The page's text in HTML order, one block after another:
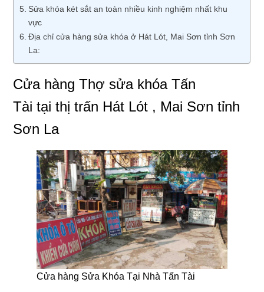
Sửa khóa két sắt an toàn nhiều kinh nghiệm nhất khu
vực
Địa chỉ cửa hàng sửa khóa ở Hát Lót, Mai Sơn tỉnh Sơn
La:
Cửa hàng Thợ sửa khóa Tấn
Tài tại thị trấn Hát Lót , Mai Sơn tỉnh
Sơn La
Cửa hàng Sửa Khóa Tại Nhà Tấn Tài